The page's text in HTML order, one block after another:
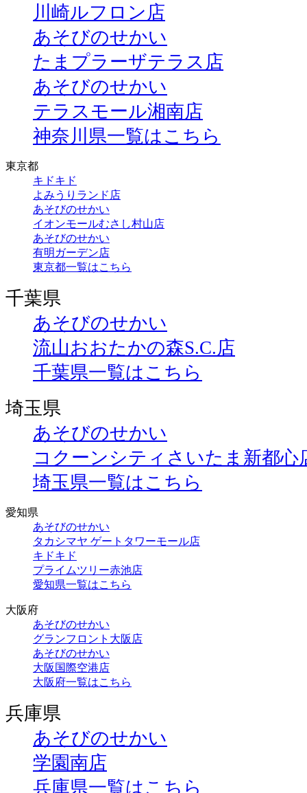
川崎ルフロン店
あそびのせかい
たまプラーザテラス店
あそびのせかい
テラスモール湘南店
神奈川県一覧はこちら
東京都
キドキド
よみうりランド店
あそびのせかい
イオンモールむさし村山店
あそびのせかい
有明ガーデン店
東京都一覧はこちら
千葉県
あそびのせかい
流山おおたかの森S.C.店
千葉県一覧はこちら
埼玉県
あそびのせかい
コクーンシティさいたま新都心
埼玉県一覧はこちら
愛知県
あそびのせかい
タカシマヤ ゲートタワーモール店
キドキド
プライムツリー赤池店
愛知県一覧はこちら
大阪府
あそびのせかい
グランフロント大阪店
あそびのせかい
大阪国際空港店
大阪府一覧はこちら
兵庫県
あそびのせかい
学園南店
兵庫県一覧はこちら